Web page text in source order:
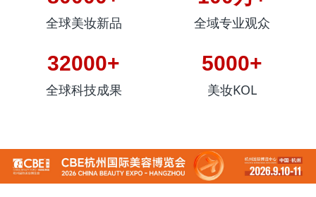
全球美妆新品 全域专业观众
32000+
全球科技成果
5000+
美妆KOL